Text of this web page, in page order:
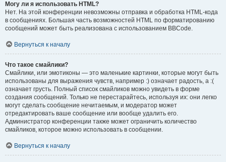
Могу ли я использовать HTML?
Нет. На этой конференции невозможны отправка и обработка HTML-кода
в сообщениях. Большая часть возможностей HTML по форматированию
сообщений может быть реализована с использованием BBCode.
Вернуться к началу
Что такое смайлики?
Смайлики, или эмотиконы — это маленькие картинки, которые могут быть
использованы для выражения чувств, например :) означает радость, а :(
означает грусть. Полный список смайликов можно увидеть в форме
создания сообщений. Только не перестарайтесь, используя их: они легко
могут сделать сообщение нечитаемым, и модератор может
отредактировать ваше сообщение или вообще удалить его.
Администратор конференции также может ограничить количество
смайликов, которое можно использовать в сообщении.
Вернуться к началу